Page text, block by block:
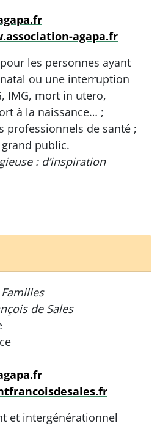
agapa.fr
les personnes ayant
ou une interruption
IMG, mort in utero,
à la naissance… ;
professionnels de santé ;
public.
: d’inspiration
de Sales
et intergénérationnel